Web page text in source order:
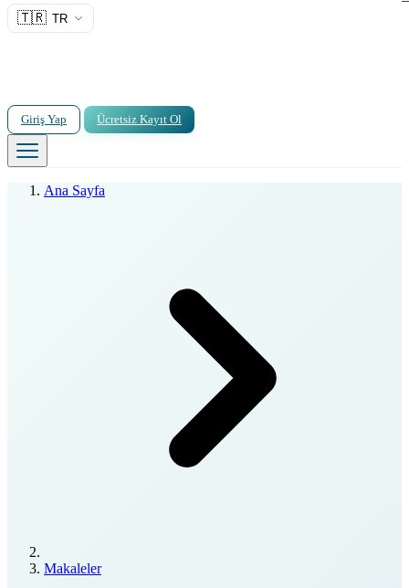
🇹🇷 TR
Giriş Yap Ücretsiz Kayıt Ol
Ana Sayfa
Makaleler